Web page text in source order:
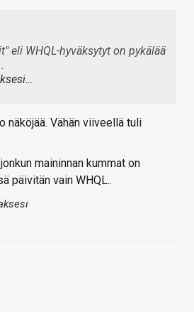
eli WHQL-hyväksytyt on pykälää
näköjää. Vähän viiveellä tuli
maininnan kummat on
päivitän vain WHQL..